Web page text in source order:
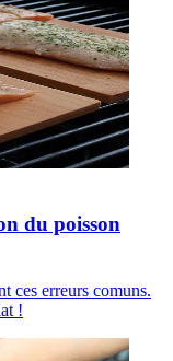
du poisson
ces erreurs comuns.
!